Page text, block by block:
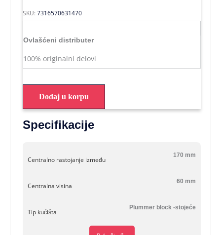
SKU: 7316570631470
Ovlašćeni distributer
100% originalni delovi
Dodaj u korpu
Specifikacije
Centralno rastojanje između
170 mm
Centralna visina
60 mm
Tip kućišta
Plummer block -stojeće